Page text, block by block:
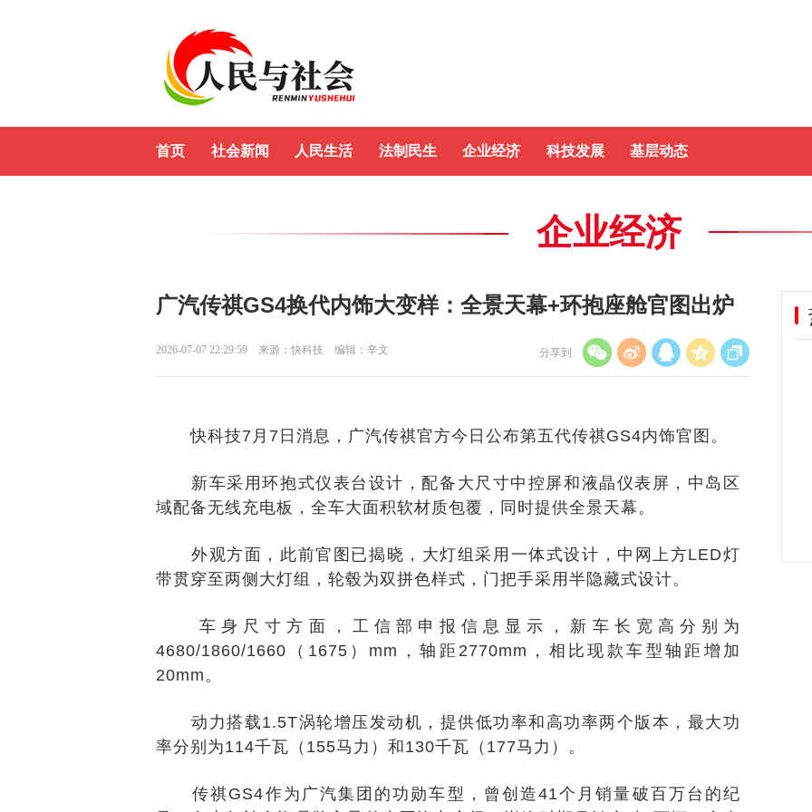
首页 社会新闻 人民生活 法制民生 企业经济 科技发展 基层动态
企业经济
广汽传祺GS4换代内饰大变样：全景天幕+环抱座舱官图出炉
2026-07-07 22:29:59 来源：快科技 编辑：辛文 分享到
快科技7月7日消息，广汽传祺官方今日公布第五代传祺GS4内饰官图。
新车采用环抱式仪表台设计，配备大尺寸中控屏和液晶仪表屏，中岛区
域配备无线充电板，全车大面积软材质包覆，同时提供全景天幕。
外观方面，此前官图已揭晓，大灯组采用一体式设计，中网上方LED灯
带贯穿至两侧大灯组，轮毂为双拼色样式，门把手采用半隐藏式设计。
车身尺寸方面，工信部申报信息显示，新车长宽高分别为
4680/1860/1660（1675）mm，轴距2770mm，相比现款车型轴距增加
20mm。
动力搭载1.5T涡轮增压发动机，提供低功率和高功率两个版本，最大功
率分别为114千瓦（155马力）和130千瓦（177马力）。
传祺GS4作为广汽集团的功勋车型，曾创造41个月销量破百万台的纪